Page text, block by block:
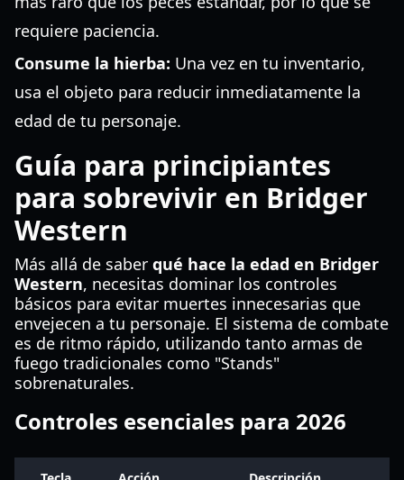
requiere paciencia.
Consume la hierba: Una vez en tu inventario,
usa el objeto para reducir inmediatamente la
edad de tu personaje.
Guía para principiantes
para sobrevivir en Bridger
Western
Más allá de saber qué hace la edad en Bridger
Western, necesitas dominar los controles
básicos para evitar muertes innecesarias que
envejecen a tu personaje. El sistema de combate
es de ritmo rápido, utilizando tanto armas de
fuego tradicionales como "Stands"
sobrenaturales.
Controles esenciales para 2026